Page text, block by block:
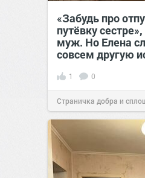
«Забудь про
путёвку
муж. Но Елена
совсем другую
1 0
Страничка добра и
позитива!00:28Вчера